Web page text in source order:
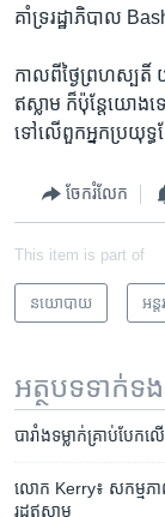
គាំទ្រ​រដ្ឋាភិបាល​
កាលពី​ថ្ងៃ​ព្រហស្បតិ៍
ឥស្លាម ក៏ប៉ុន្តែ​យោង​ទ
ទៅ​លើ​ពួក​អ្នក​ប្រយុទ្
ចែករំលែក
This item is part of
នយោបាយ អន្
អត្ថបទ​ទាក់ទង
បារាំង​ទម្លាក់​គ្រាប់​បែក​
លោក Kerry៖ សកម្មភ
រដ្ឋ​ឥស្លាម